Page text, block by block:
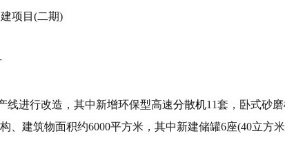
项目(二期)
线进行改造，其中新增环保型高速分散机11套，卧式砂
、建筑物面积约6000平方米，其中新建储罐6座(40立方